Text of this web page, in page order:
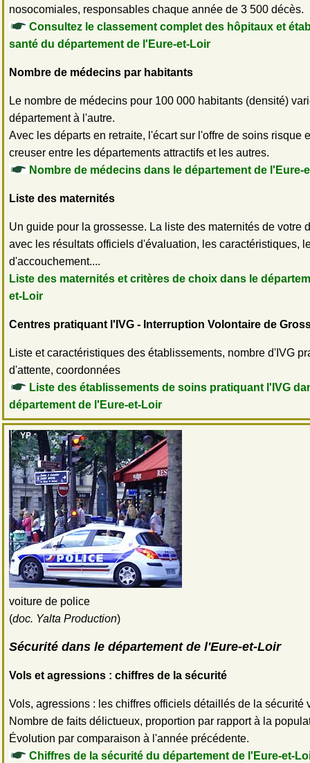
nosocomiales, responsables chaque année de 3 500 décès.
Consultez le classement complet des hôpitaux et
santé du département de l'Eure-et-Loir
Nombre de médecins par habitants
Le nombre de médecins pour 100 000 habitants (densité)
département à l'autre.
Avec les départs en retraite, l'écart sur l'offre de soins risque
creuser entre les départements attractifs et les autres.
Nombre de médecins dans le département de l'Eure-
Liste des maternités
Un guide pour la grossesse. La liste des maternités de votre
avec les résultats officiels d'évaluation, les caractéristiques,
d'accouchement....
Liste des maternités et critères de choix dans le
et-Loir
Centres pratiquant l'IVG - Interruption Volontaire de
Liste et caractéristiques des établissements, nombre d'IVG
d'attente, coordonnées
Liste des établissements de soins pratiquant l'IVG
département de l'Eure-et-Loir
voiture de police
(doc. Yalta Production)
Sécurité dans le département de l'Eure-et-Loir
Vols et agressions : chiffres de la sécurité
Vols, agressions : les chiffres officiels détaillés de la sécurité
Nombre de faits délictueux, proportion par rapport à la
Évolution par comparaison à l'année précédente.
Chiffres de la sécurité du département de l'Eure-et-